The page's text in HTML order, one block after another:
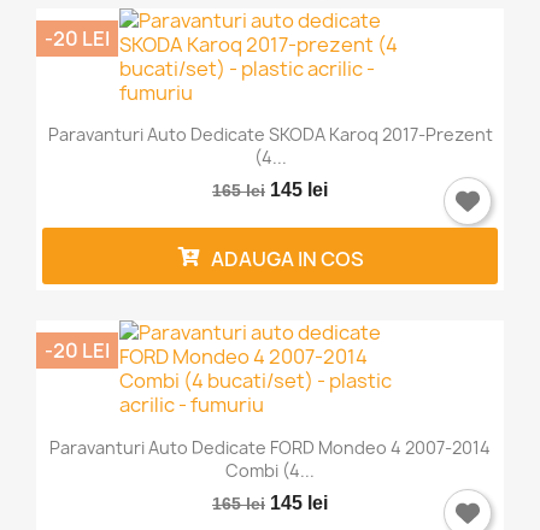
Paravanturi Auto Dedicate SKODA Karoq 2017-Prezent
(4...
165 lei 145 lei
-20 LEI
ADAUGA IN COS
Paravanturi Auto Dedicate FORD Mondeo 4 2007-2014
Combi (4...
165 lei 145 lei
-20 LEI